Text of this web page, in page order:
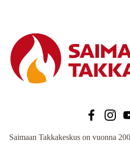
Saimaan Takkakeskus on vuonna